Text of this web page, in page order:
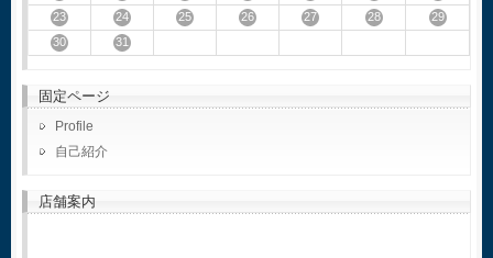
23
24 25 26 27 28
29
30
31
固定ページ
Profile
自己紹介
店舗案内